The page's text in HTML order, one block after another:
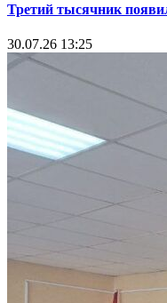
Третий тысячник
30.07.26 13:25